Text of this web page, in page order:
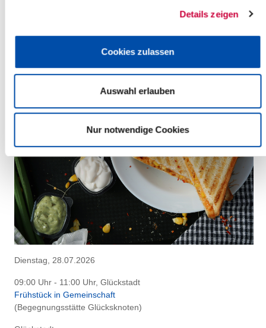
Details zeigen
Cookies zulassen
Auswahl erlauben
Nur notwendige Cookies
Dienstag, 28.07.2026
09:00 Uhr - 11:00 Uhr, Glückstadt
Frühstück in Gemeinschaft
(Begegnungsstätte Glücksknoten)